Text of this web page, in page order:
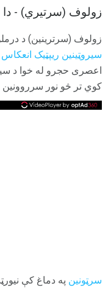
زولوف (سرتیري) -
زولوف (سرترینین) د
سیروټینین ریپټیک انعکاس
اعصری حجرو له خوا د
کوي تر څو نور
سرټونین په دماغ کې